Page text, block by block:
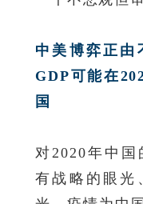
中美博弈正由
GDP可能在
国
对2020年中
有战略的眼光